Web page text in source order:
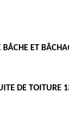
ET BÂCHAGE
TOITURE 13